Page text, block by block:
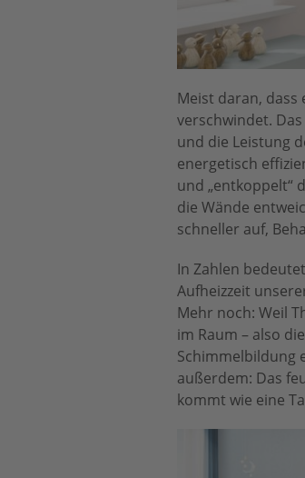
Meist daran,
verschwindet.
und die Leistung
energetisch
und „entkoppelt“
die Wände
schneller auf,
In Zahlen
Aufheizzeit
Mehr noch: Weil
im Raum – also
Schimmelbildung
außerdem: Das
kommt wie eine